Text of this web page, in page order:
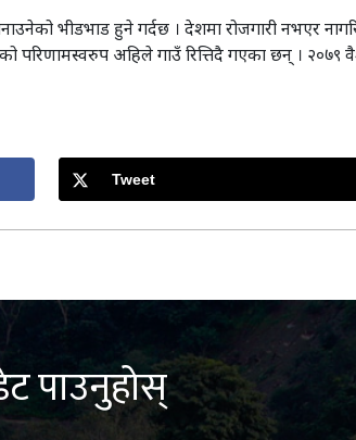
भीडभाड हुने गर्दछ । देशमा रोजगारी नभएर
परिणामस्वरुप अहिले गाउँ रित्तिदै गएका छन् ।
Tweet
पाउनुहोस्